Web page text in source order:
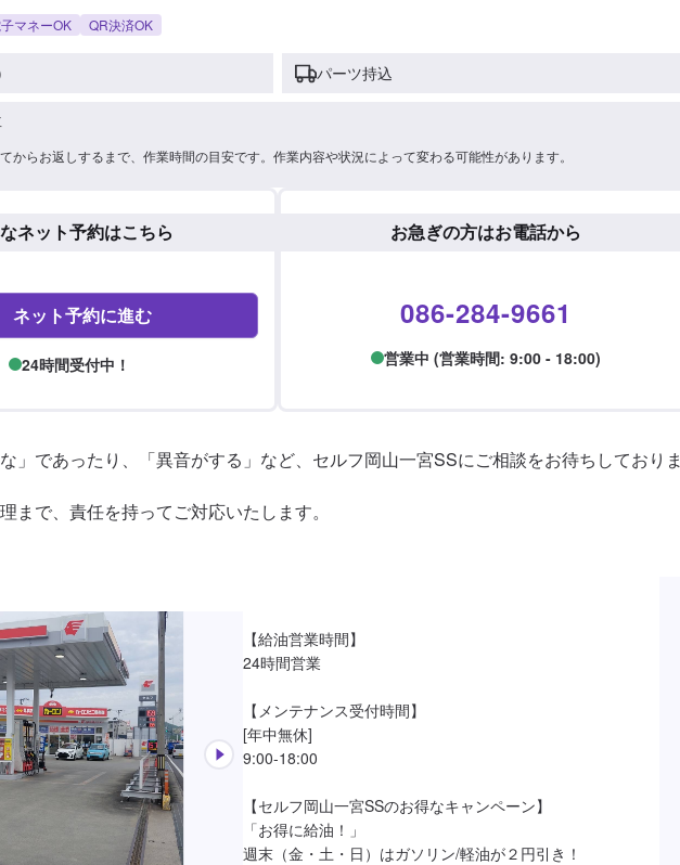
マネーOK QR決済OK
パーツ持込
からお返しするまで、作業時間の目安です。作業内容や状況によって変わる可能性があります。
ネット予約はこちら
ネット予約に進む
24時間受付中！
お急ぎの方はお電話から
086-284-9661
営業中 (営業時間: 9:00 - 18:00)
」であったり、「異音がする」など、セルフ岡山一宮SSにご相談をお待ちしておりま
まで、責任を持ってご対応いたします。
【給油営業時間】
24時間営業
【メンテナンス受付時間】
[年中無休]
9:00-18:00
【セルフ岡山一宮SSのお得なキャンペーン】
「お得に給油！」
週末（金・土・日）はガソリン/軽油が２円引き！